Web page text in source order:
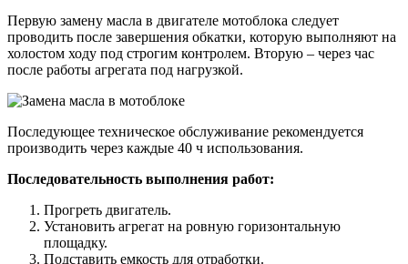
Первую замену масла в двигателе мотоблока следует
проводить после завершения обкатки, которую выполняют на
холостом ходу под строгим контролем. Вторую – через час
после работы агрегата под нагрузкой.
Последующее техническое обслуживание рекомендуется
производить через каждые 40 ч использования.
Последовательность выполнения работ:
Прогреть двигатель.
Установить агрегат на ровную горизонтальную
площадку.
Подставить емкость для отработки.